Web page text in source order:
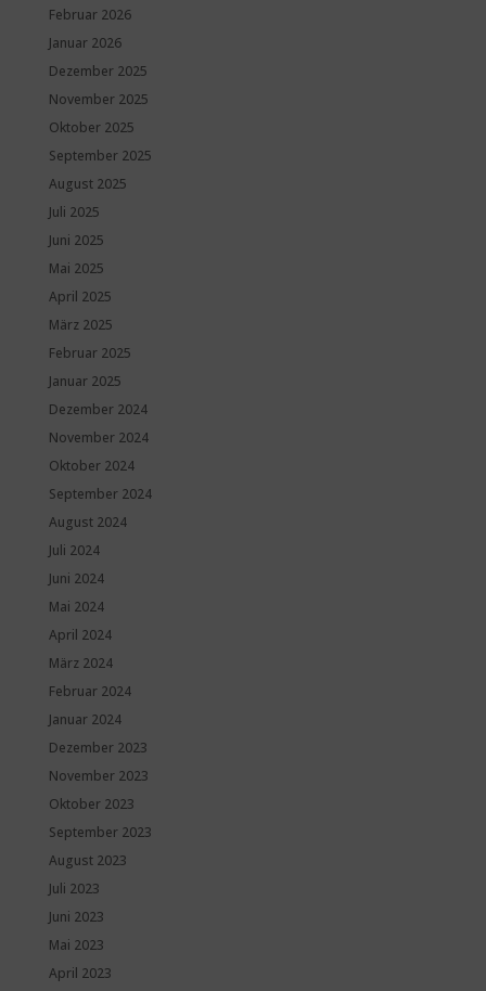
Februar 2026
Januar 2026
Dezember 2025
November 2025
Oktober 2025
September 2025
August 2025
Juli 2025
Juni 2025
Mai 2025
April 2025
März 2025
Februar 2025
Januar 2025
Dezember 2024
November 2024
Oktober 2024
September 2024
August 2024
Juli 2024
Juni 2024
Mai 2024
April 2024
März 2024
Februar 2024
Januar 2024
Dezember 2023
November 2023
Oktober 2023
September 2023
August 2023
Juli 2023
Juni 2023
Mai 2023
April 2023